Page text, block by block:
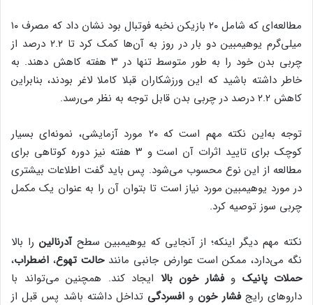
مطالعه‌ای که شامل ۲۰ بازیکن نخبه فوتبال بود نشان داد که مصرف ۱۰
میلی‌گرم یوهیمبین دو بار در روز به آن‌ها کمک کرد تا ۲.۲ درصد از
چربی بدن خود را به طور متوسط تنها در ۳ هفته کاهش دهند. به
خاطر داشته باشید که ‌این ورزشکاران قبلا کاملا لاغر بودند، بنابراین
کاهش ۲.۲ درصد در چربی بدن قابل توجه به نظر می‌رسد.
توجه به‌این نکته مهم است که ۲۰ مورد آزمایشی، نمونه‌ای بسیار
کوچک برای تایید اثرات آن است و ۳ هفته نیز دوره کوتاهی برای
مطالعه از این نوع محسوب می‌شود. پس باید گفت اطلاعات بیشتری
در مورد یوهیمبین مورد نیاز است تا بتوان آن را به عنوان یک مکمل
چربی سوز توصیه کرد.
نکته مهم دیگر اینکه؛ از آنجایی که یوهیمبین سطحآدرنالین را بالا
نگه می‌دارد، ممکن است عوارض جانبی مانندحالت تهوع، اضطراب،
حملات پانیک وفشار خون بالا ایجاد کند. همچنین می‌تواند با
داروهای رایجفشار خون و افسردگیتداخل داشته باشد پس قبل از